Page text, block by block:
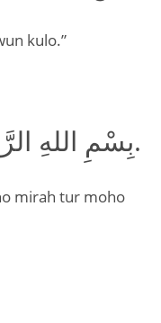
kulo.”
بِسْمِ اللهِ الرَّحْمنِ الرَّحِيْمِ.
mirah tur moho